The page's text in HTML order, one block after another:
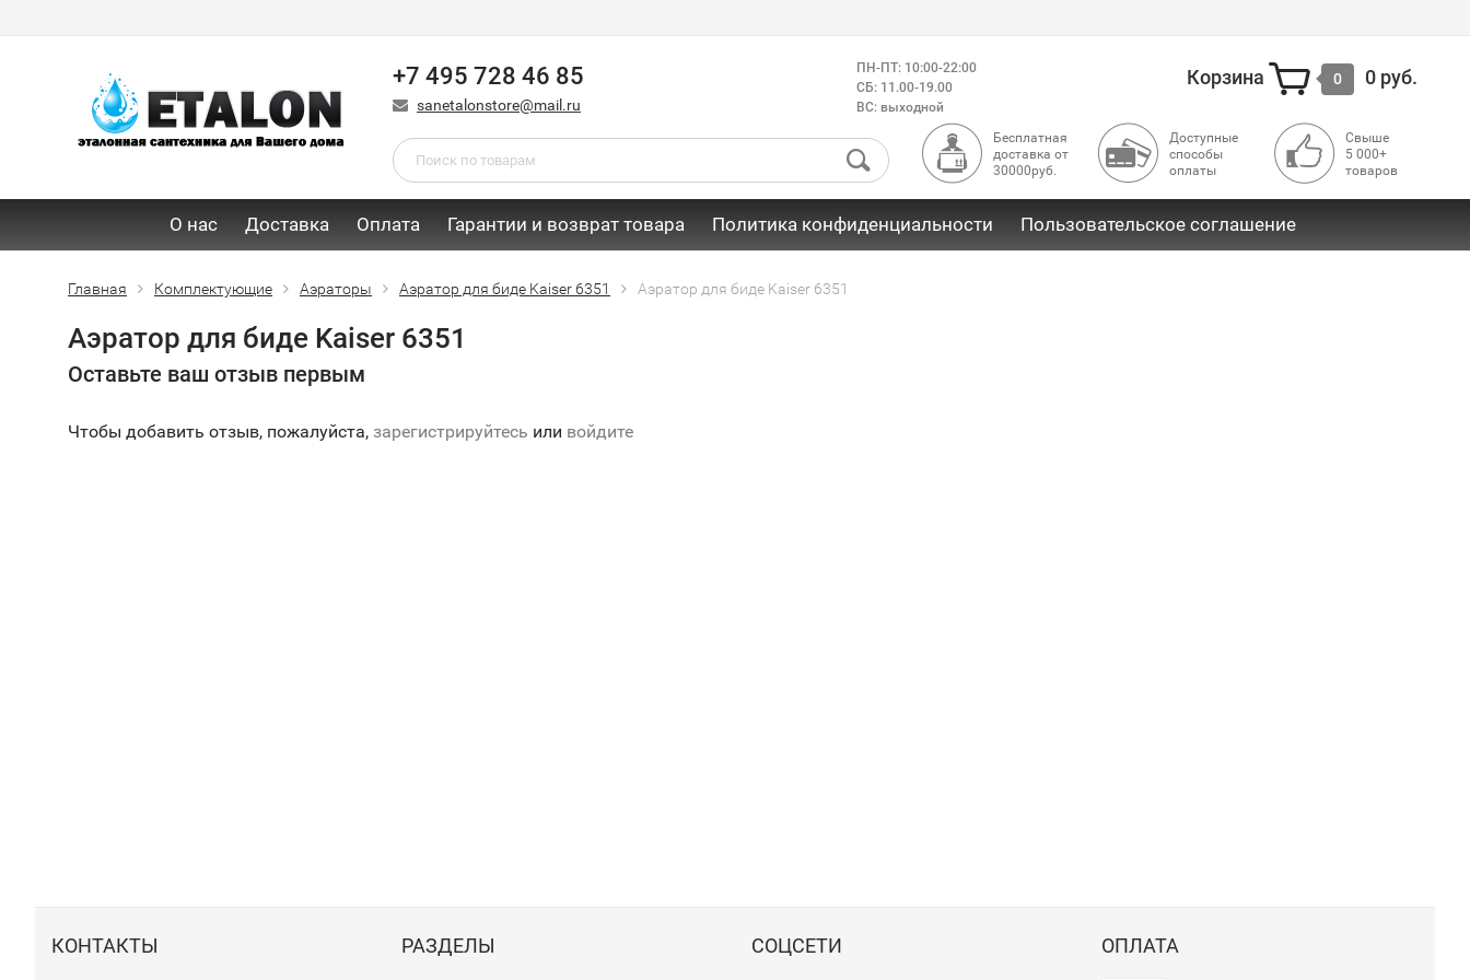
+7 495 728 46 85
ПН-ПТ: 10:00-22:00
СБ: 11.00-19.00
ВС: выходной
sanetalonstore@mail.ru
Корзина 0 0 руб.
Бесплатная
доставка от
30000руб.
Доступные
способы
оплаты
Свыше
5 000+
товаров
О нас Доставка Оплата Гарантии и возврат товара Политика конфиденциальности Пользовательское соглашение
Главная Комплектующие Аэраторы Аэратор для биде Kaiser 6351 Аэратор для биде Kaiser 6351
Аэратор для биде Kaiser 6351
Оставьте ваш отзыв первым
Чтобы добавить отзыв, пожалуйста, зарегистрируйтесь или войдите
КОНТАКТЫ РАЗДЕЛЫ СОЦСЕТИ ОПЛАТА